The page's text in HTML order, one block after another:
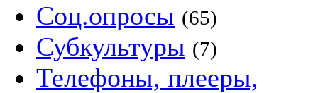
Соц.опросы (65)
Субкультуры (7)
Телефоны, плееры,